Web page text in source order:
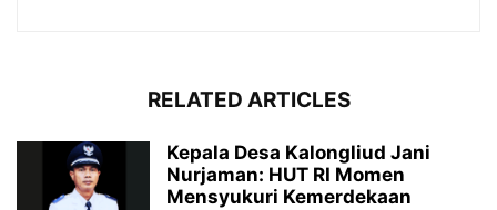
RELATED ARTICLES
Kepala Desa Kalongliud Jani
Nurjaman: HUT RI Momen
Mensyukuri Kemerdekaan